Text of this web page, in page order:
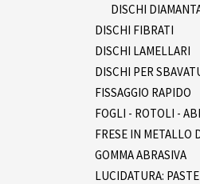
DISCHI
DISCHI FIBRATI
DISCHI LAMELLARI
DISCHI PER
FISSAGGIO RAPIDO
FOGLI - ROTOLI -
FRESE IN METALLO
GOMMA ABRASIVA
LUCIDATURA: